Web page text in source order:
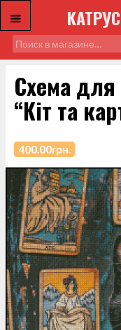
Схема
“Кіт та
400.00грн.